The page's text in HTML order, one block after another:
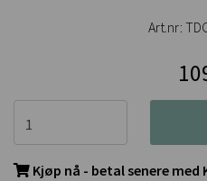
Art.nr:
Kjøp nå - betal senere med